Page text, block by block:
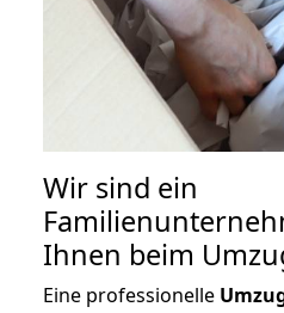
Wir sind ein
Ihnen beim
Eine professionelle